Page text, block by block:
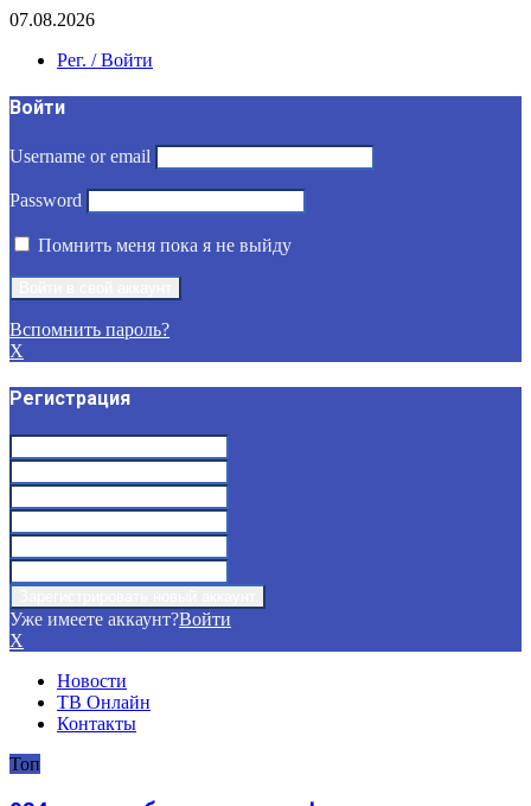
07.08.2026
Рег. / Войти
Войти
Username or email
Password
Помнить меня пока я не выйду
Вспомнить пароль?
X
Регистрация
Уже имеете аккаунт?Войти
X
Новости
ТВ Онлайн
Контакты
Топ